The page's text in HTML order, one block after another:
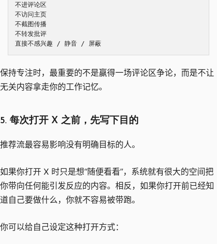
不进评论区
不访问主页
不截图传播
不转发批评
直接不感兴趣 / 静音 / 屏蔽
保持专注时，最重要的不是赢得一场评论区争论，而是不让
无关内容拿走你的工作记忆。
5. 每次打开 X 之前，先写下目的
推荐流最容易影响没有明确目标的人。
如果你打开 X 时只是想“随便看看”，系统就有很大的空间把
你带向任何能引发反应的内容。相反，如果你打开前已经知
道自己要做什么，你就不容易被带跑。
你可以给自己设定这种打开方式：